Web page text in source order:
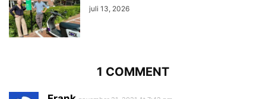
juli 13, 2026
1 COMMENT